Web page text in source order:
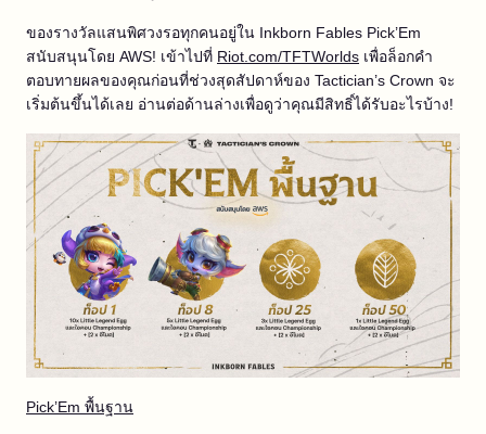
ของรางวัลแสนพิศวงรอทุกคนอยู่ใน Inkborn Fables Pick’Em
สนับสนุนโดย AWS! เข้าไปที่ Riot.com/TFTWorlds เพื่อล็อกคำ
ตอบทายผลของคุณก่อนที่ช่วงสุดสัปดาห์ของ Tactician’s Crown จะ
เริ่มต้นขึ้นได้เลย อ่านต่อด้านล่างเพื่อดูว่าคุณมีสิทธิ์ได้รับอะไรบ้าง!
Pick’Em พื้นฐาน